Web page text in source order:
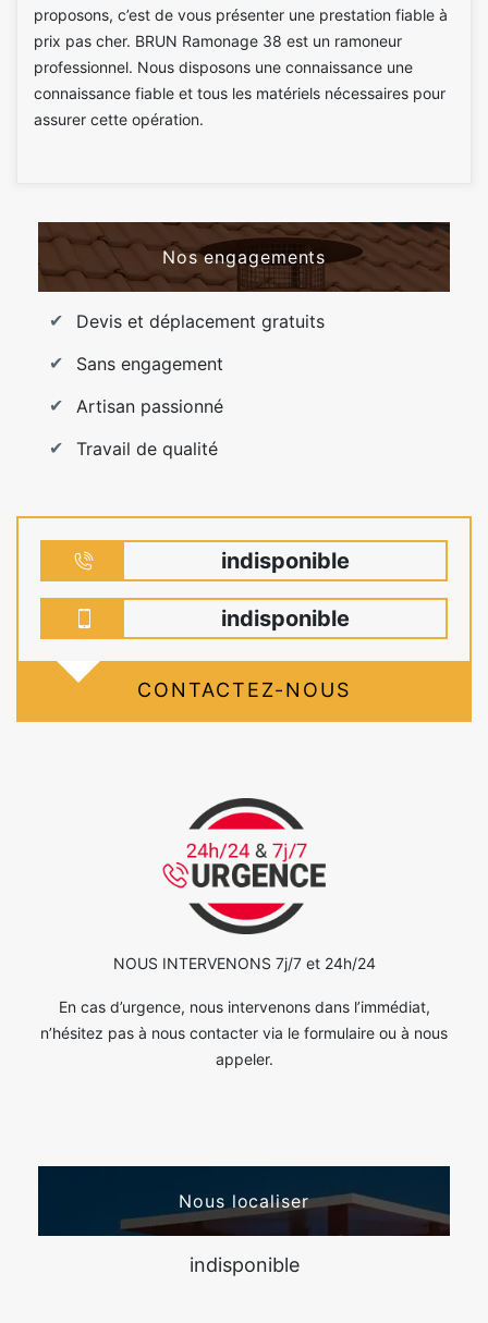
proposons, c’est de vous présenter une prestation fiable à
prix pas cher. BRUN Ramonage 38 est un ramoneur
professionnel. Nous disposons une connaissance une
connaissance fiable et tous les matériels nécessaires pour
assurer cette opération.
Nos engagements
Devis et déplacement gratuits
Sans engagement
Artisan passionné
Travail de qualité
indisponible
indisponible
CONTACTEZ-NOUS
NOUS INTERVENONS 7j/7 et 24h/24
En cas d’urgence, nous intervenons dans l’immédiat,
n’hésitez pas à nous contacter via le formulaire ou à nous
appeler.
Nous localiser
indisponible